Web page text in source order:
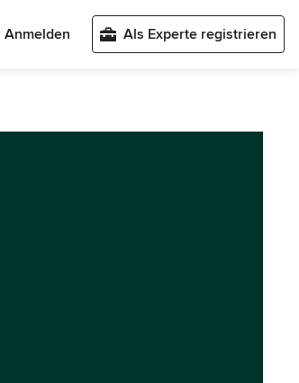
Anmelden Als Experte registrieren